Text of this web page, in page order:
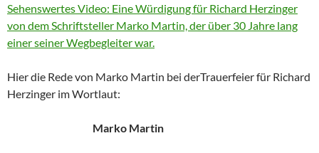
Sehenswertes Video: Eine Würdigung für Richard Herzinger
von dem Schriftsteller Marko Martin, der über 30 Jahre lang
einer seiner Wegbegleiter war.
Hier die Rede von Marko Martin bei derTrauerfeier für Richard
Herzinger im Wortlaut:
Marko Martin